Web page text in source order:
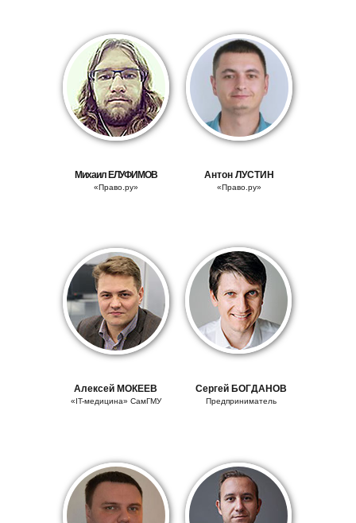
МихаилЕЛУФИМОВ
«Право.ру»
Антон ЛУСТИН
«Право.ру»
Алексей МОКЕЕВ
«IT-медицина» СамГМУ
Сергей БОГДАНОВ
Предприниматель